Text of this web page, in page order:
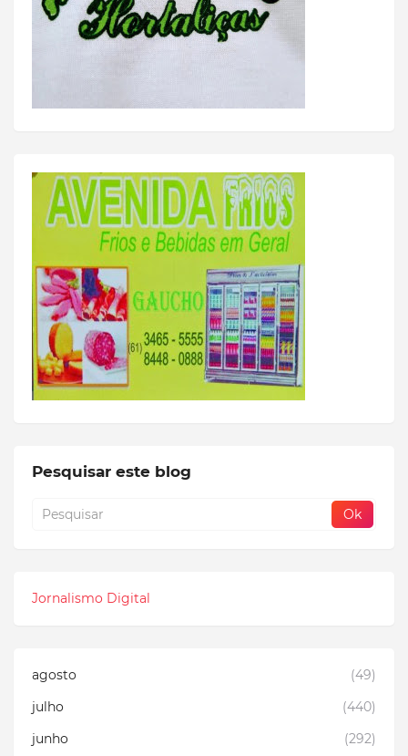
Pesquisar este blog
Jornalismo Digital
agosto
(49)
julho
(440)
junho
(292)